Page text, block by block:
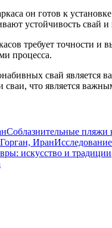
он готов к
устойчивость свай
требует точности
процесса.
свай
сваи, что является
Соблазнительные пляжи
искусство и традиции